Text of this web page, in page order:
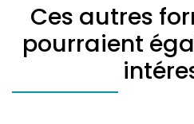
Ces autres
pourraient